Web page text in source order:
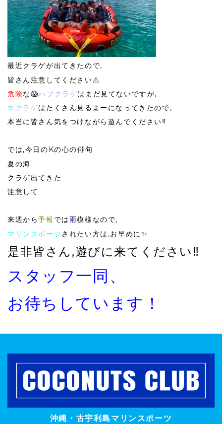
最近クラゲが出てきたので,
皆さん注意してください⚠️
危険な😱ハブクラゲはまだ見てないですが,
水クラゲはたくさん見るよーになってきたので,
本当に皆さん気をつけながら遊んでください‼️
では,今日のKの心の俳句
夏の海
クラゲ出てきた
注意して
来週から予報 では雨模様なので,
マリンスポーツされたい方は,お早めに✨
是非皆さん,遊びに来てください‼️
スタッフ一同、
お待ちしています！
沖縄・古宇利島マリンスポーツ